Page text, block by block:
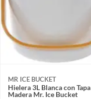
MR ICE BUCKET
Hielera 3L Blanca con Tapa
Madera Mr. Ice Bucket